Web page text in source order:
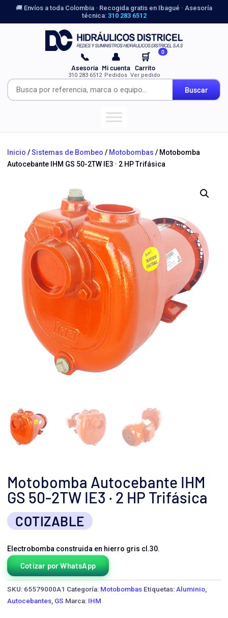
🚚 Envíos a toda Colombia · Recogida gratis en Ibagué · Asesoría
técnica: 310 283 6512
Buscar
📞
Asesoría
310 283 6512
👤
Mi cuenta
Pedidos
🛒 0
Carrito
Ver pedido
Inicio /Sistemas de Bombeo / Motobombas / Motobomba
Autocebante IHM GS 50-2TW IE3 · 2 HP Trifásica
Motobomba Autocebante IHM
GS 50-2TW IE3 · 2 HP Trifásica
COTIZABLE
Electrobomba construida en hierro gris cl.30.
Cotizar por WhatsApp
SKU: 65579000A1 Categoría: Motobombas Etiquetas: Aluminio
Autocebantes GS Marca: IHM